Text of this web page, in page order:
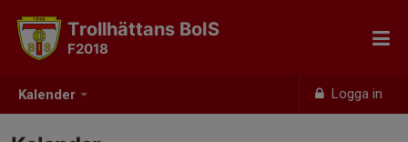
Kalender Logga in
Trollhättans BoIS
F2018